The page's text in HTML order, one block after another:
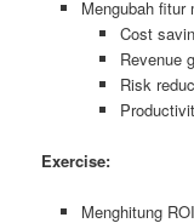
Mengubah fitur
Cost
Revenue
Risk
Exercise:
Menghitung